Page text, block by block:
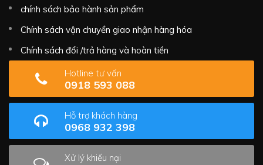
chính sách bảo hành sản phẩm
Chính sách vận chuyển giao nhận hàng hóa
Chính sách đổi /trả hàng và hoàn tiền
Hotline tư vấn
0918 593 088
Hỗ trợ khách hàng
0968 932 398
Xử lý khiếu nại